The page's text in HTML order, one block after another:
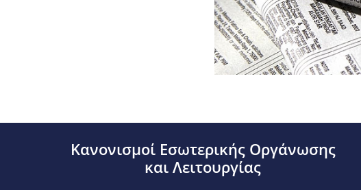
Κανονισμοί Εσωτερικής Οργάνωσης
και Λειτουργίας